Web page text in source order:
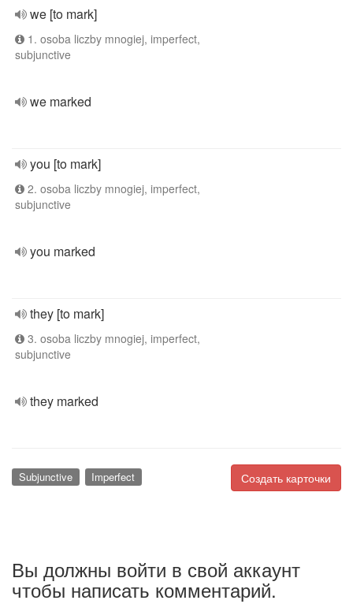
we [to mark]
1. osoba liczby mnogiej, imperfect,
subjunctive
we marked
you [to mark]
2. osoba liczby mnogiej, imperfect,
subjunctive
you marked
they [to mark]
3. osoba liczby mnogiej, imperfect,
subjunctive
they marked
Создать карточки
Subjunctive Imperfect
Вы должны войти в свой аккаунт
чтобы написать комментарий.